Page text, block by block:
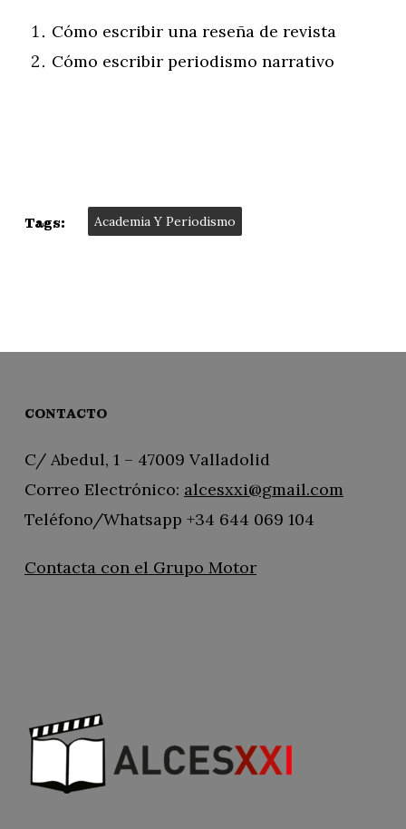
Cómo escribir una reseña de revista
Cómo escribir periodismo narrativo
Tags: Academia Y Periodismo
CONTACTO
C/ Abedul, 1 – 47009 Valladolid
Correo Electrónico: alcesxxi@gmail.com
Teléfono/Whatsapp +34 644 069 104
Contacta con el Grupo Motor